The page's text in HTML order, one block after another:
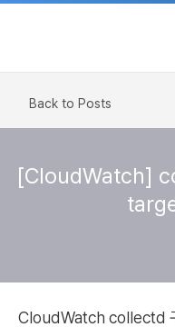
Back to Posts
[CloudWatch]
CloudWatch collectd